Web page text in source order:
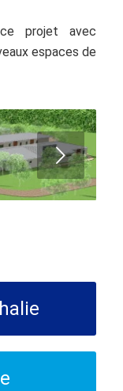
ce projet avec
espaces de
2 3 4 5 6